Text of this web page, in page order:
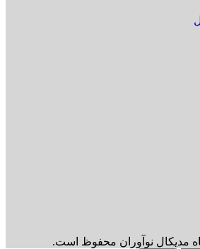
مدیکال نوآوران محفوظ است.